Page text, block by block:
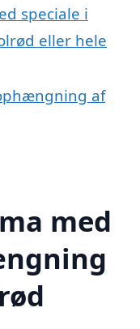
speciale i
eller hele
af
med